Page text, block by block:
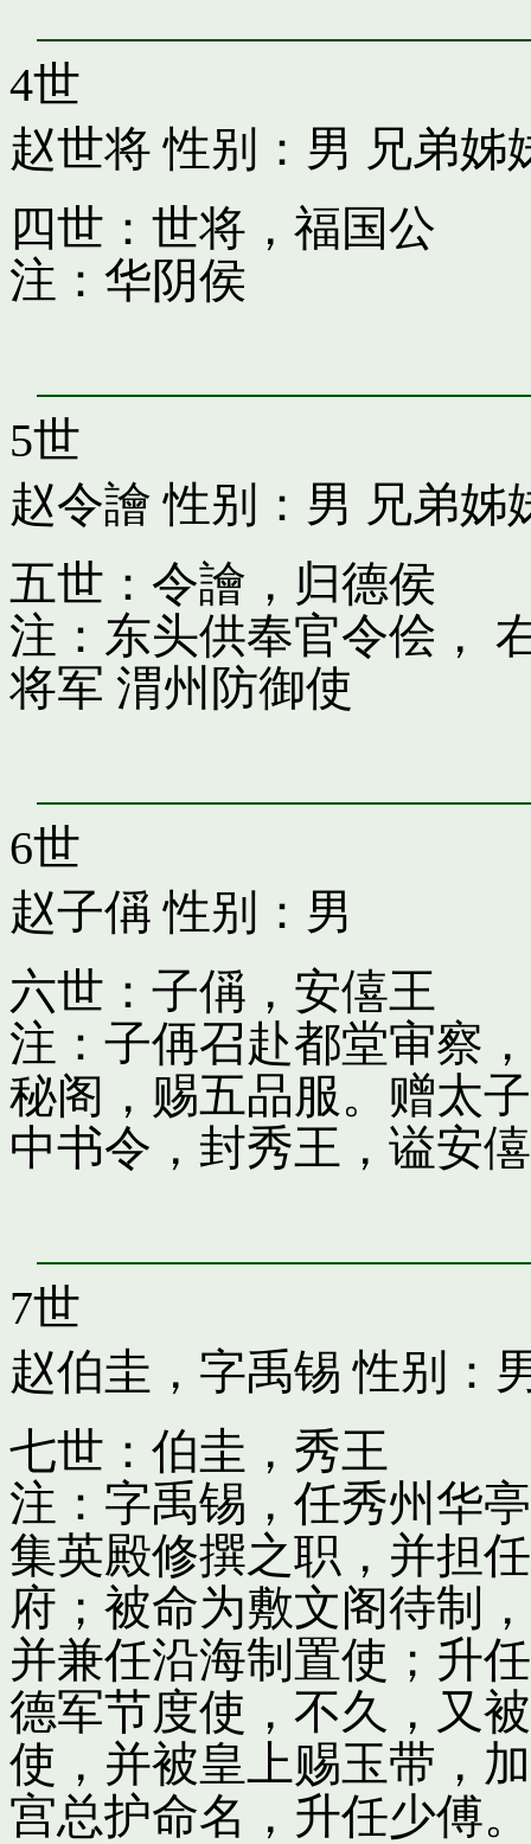
4世
赵世将 性别：男 兄弟姊
四世：世将，福国公
注：华阴侯
5世
赵令譮 性别：男 兄弟姊
五世：令譮，归德侯
注：东头供奉官令侩，
将军 渭州防御使
6世
赵子偁 性别：男
六世：子偁，安僖王
注：子侢召赴都堂审察
秘阁，赐五品服。赠太
中书令，封秀王，谥安
7世
赵伯圭，字禹锡 性别：
七世：伯圭，秀王
注：字禹锡，任秀州华
集英殿修撰之职，并担
府；被命为敷文阁待制
并兼任沿海制置使；升
德军节度使，不久，又
使，并被皇上赐玉带，
宫总护命名，升任少傅